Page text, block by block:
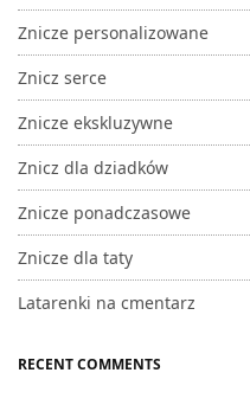
Znicze personalizowane
Znicz serce
Znicze ekskluzywne
Znicz dla dziadków
Znicze ponadczasowe
Znicze dla taty
Latarenki na cmentarz
RECENT COMMENTS